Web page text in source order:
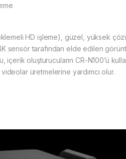
HD işleme), güzel, yüksek
sensör tarafından elde edilen
içerik oluşturucuların CR-N100’ü
videolar üretmelerine yardımcı olur.